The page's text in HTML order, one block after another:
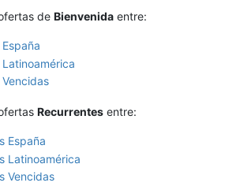
de Bienvenida entre:
Recurrentes entre:
España
Latinoamérica
Vencidas